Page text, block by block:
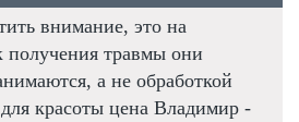
внимание, это на
травмы они
а не обработкой
красоты цена Владимир -